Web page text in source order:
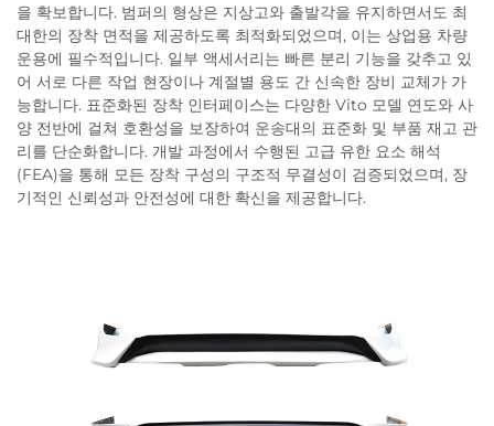
을 확보합니다. 범퍼의 형상은 지상고와 출발각을 유지하면서도 최
대한의 장착 면적을 제공하도록 최적화되었으며, 이는 상업용 차량
운용에 필수적입니다. 일부 액세서리는 빠른 분리 기능을 갖추고 있
어 서로 다른 작업 현장이나 계절별 용도 간 신속한 장비 교체가 가
능합니다. 표준화된 장착 인터페이스는 다양한 Vito 모델 연도와 사
양 전반에 걸쳐 호환성을 보장하여 운송대의 표준화 및 부품 재고 관
리를 단순화합니다. 개발 과정에서 수행된 고급 유한 요소 해석
(FEA)을 통해 모든 장착 구성의 구조적 무결성이 검증되었으며, 장
기적인 신뢰성과 안전성에 대한 확신을 제공합니다.